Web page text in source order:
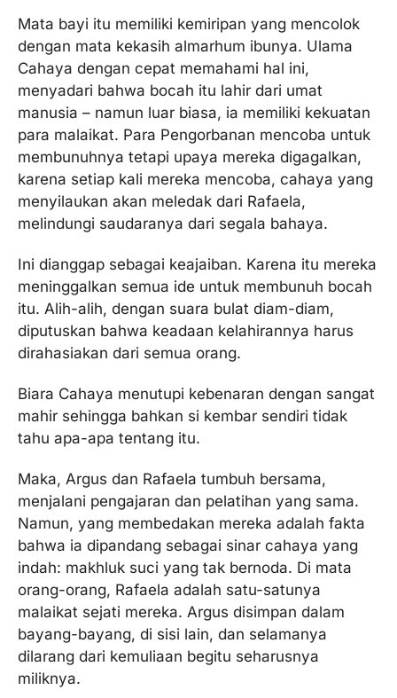
Mata bayi itu memiliki kemiripan yang mencolok
dengan mata kekasih almarhum ibunya. Ulama
Cahaya dengan cepat memahami hal ini,
menyadari bahwa bocah itu lahir dari umat
manusia – namun luar biasa, ia memiliki kekuatan
para malaikat. Para Pengorbanan mencoba untuk
membunuhnya tetapi upaya mereka digagalkan,
karena setiap kali mereka mencoba, cahaya yang
menyilaukan akan meledak dari Rafaela,
melindungi saudaranya dari segala bahaya.
Ini dianggap sebagai keajaiban. Karena itu mereka
meninggalkan semua ide untuk membunuh bocah
itu. Alih-alih, dengan suara bulat diam-diam,
diputuskan bahwa keadaan kelahirannya harus
dirahasiakan dari semua orang.
Biara Cahaya menutupi kebenaran dengan sangat
mahir sehingga bahkan si kembar sendiri tidak
tahu apa-apa tentang itu.
Maka, Argus dan Rafaela tumbuh bersama,
menjalani pengajaran dan pelatihan yang sama.
Namun, yang membedakan mereka adalah fakta
bahwa ia dipandang sebagai sinar cahaya yang
indah: makhluk suci yang tak bernoda. Di mata
orang-orang, Rafaela adalah satu-satunya
malaikat sejati mereka. Argus disimpan dalam
bayang-bayang, di sisi lain, dan selamanya
dilarang dari kemuliaan begitu seharusnya
miliknya.